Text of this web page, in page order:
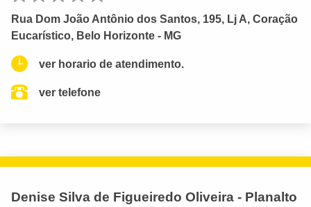
Rua Dom João Antônio dos Santos, 195, Lj A, Coração
Eucarístico, Belo Horizonte - MG
ver horario de atendimento.
ver telefone
Denise Silva de Figueiredo Oliveira - Planalto